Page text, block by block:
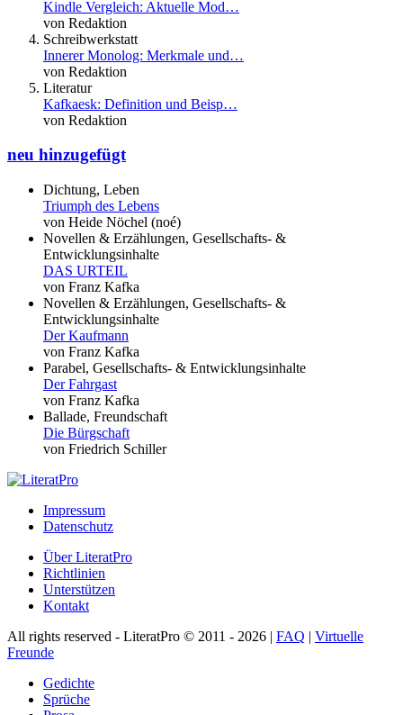
Kindle Vergleich: Aktuelle Mod…
von Redaktion
Schreibwerkstatt
Innerer Monolog: Merkmale und…
von Redaktion
Literatur
Kafkaesk: Definition und Beisp…
von Redaktion
neu hinzugefügt
Dichtung, Leben
Triumph des Lebens
von Heide Nöchel (noé)
Novellen & Erzählungen, Gesellschafts- &
Entwicklungsinhalte
DAS URTEIL
von Franz Kafka
Novellen & Erzählungen, Gesellschafts- &
Entwicklungsinhalte
Der Kaufmann
von Franz Kafka
Parabel, Gesellschafts- & Entwicklungsinhalte
Der Fahrgast
von Franz Kafka
Ballade, Freundschaft
Die Bürgschaft
von Friedrich Schiller
Impressum
Datenschutz
Über LiteratPro
Richtlinien
Unterstützen
Kontakt
All rights reserved - LiteratPro © 2011 - 2026 | FAQ | Virtuelle
Freunde
Gedichte
Sprüche